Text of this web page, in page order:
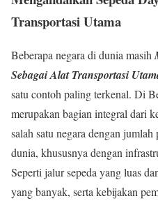
Transportasi Utama
Beberapa negara di dunia masih
Sebagai Alat Transportasi
satu contoh paling terkenal. Di
merupakan bagian integral dari
salah satu negara dengan
dunia, khususnya dengan
Seperti jalur sepeda yang luas
yang banyak, serta kebijakan